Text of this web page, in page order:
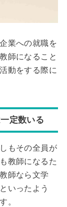
業への就職を
師になること
動をする際に
定数いる
もその全員が
教師になるた
師なら文学
いったよう
。